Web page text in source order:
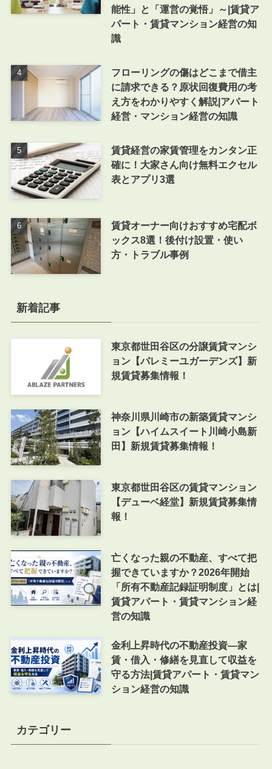
能性」と「運営の覚悟」～|賃貸ア
パート・賃貸マンション経営の知
識
フローリングの傷はどこまで借主
に請求できる？原状回復費用の考
え方をわかりやすく解説|アパート
経営・マンション経営の知識
賃貸経営の家賃管理をカンタン正
確に！大家さん向け無料エクセル
表とアプリ3選
賃貸オーナー向けおすすめ宅配ボ
ックス8選！後付け設置・使い
方・トラブル事例
新着記事
東京都世田谷区の分譲賃貸マンシ
ョン【パレミーユガーデンズ】新
規賃貸募集情報！
神奈川県川崎市の新築賃貸マンシ
ョン【ハイムスイート川崎小島新
田】新規賃貸募集情報！
東京都世田谷区の賃貸マンション
【デューベ経堂】新規賃貸募集情
報！
亡くなった親の不動産、すべて把
握できていますか？2026年開始
「所有不動産記録証明制度」とは|
賃貸アパート・賃貸マンション経
営の知識
金利上昇時代の不動産投資―家
賃・借入・修繕を見直して収益を
守る方法|賃貸アパート・賃貸マン
ション経営の知識
カテゴリー